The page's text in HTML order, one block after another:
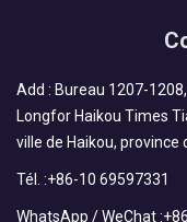
Add : Bureau 1207-
Longfor Haikou Times
ville de Haikou, province
Tél. :+86-10 69597331
WhatsApp / WeChat :